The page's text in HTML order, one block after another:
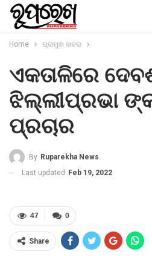
Home ପ୍ରମୁଖ ଖବର
ଏକତାଳିରେ
ଝିଲ୍ଲୀପ୍ରଭା
ପ୍ରଚାର
By Ruparekha News
Last updated Feb 19, 2022
0
47
Share